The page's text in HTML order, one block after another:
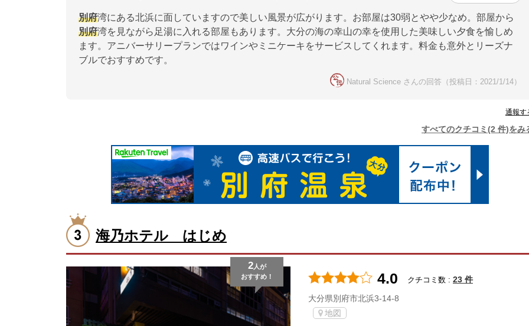
別府湾にある北浜に面していますので美しい風景が広がります。お部屋は30弱とやや少なめ。部屋から
別府湾を見ながら足湯に入れる部屋もあります。大分の海の幸山の幸を使用した美味しい夕食を愉しめ
ます。アニバーサリープランではワインやミニケーキをサービスしてくれます。料金も意外とリーズナ
ブルでおすすめです。
Natural Science さんの回答（投稿日：2021/1/14）
通報す
すべてのクチコミ(2 件)をみ
海乃ホテル はじめ
2人が
おすすめ！
4.0 クチコミ数 : 23 件
大分県別府市北浜3-14-8
地図